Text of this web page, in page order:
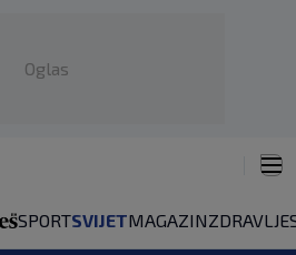
Oglas
SPORTSVIJETMAGAZINZDRAVLJE